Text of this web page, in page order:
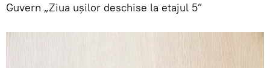
Guvern „Ziua ușilor deschise la etajul 5”